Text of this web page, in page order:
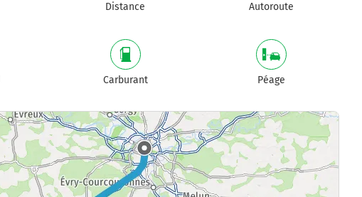
Distance Autoroute
Carburant Péage